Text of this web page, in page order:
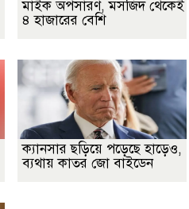
মাইক অপসারণ, মসজিদ থেকেই
৪ হাজারের বেশি
ক্যানসার ছড়িয়ে পড়েছে হাড়েও,
ব্যথায় কাতর জো বাইডেন